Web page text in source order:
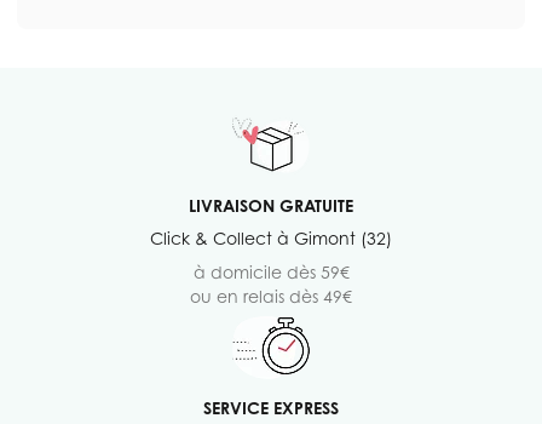
LIVRAISON GRATUITE
Click & Collect à Gimont (32)
à domicile dès 59€
ou en relais dès 49€
SERVICE EXPRESS